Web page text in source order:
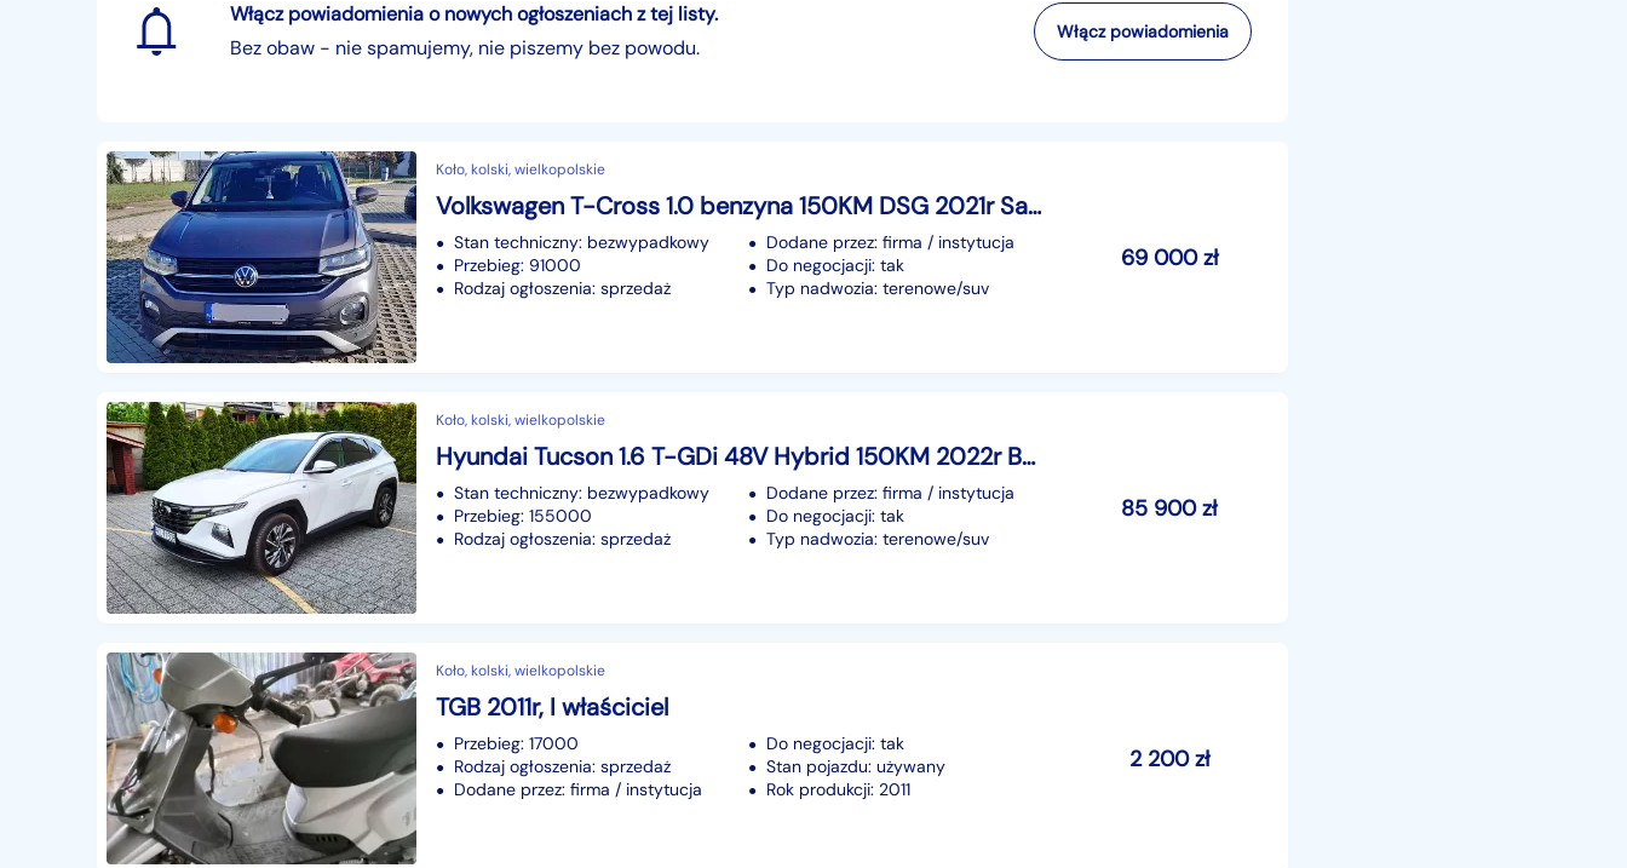
Włącz powiadomienia o nowych ogłoszeniach z tej listy.
Bez obaw - nie spamujemy, nie piszemy bez powodu.
Włącz powiadomienia
Koło, kolski, wielkopolskie
Volkswagen T-Cross 1.0 benzyna 150KM DSG 2021r Salon Polska Pierwszy właściciel
Stan techniczny: bezwypadkowy
Przebieg: 91000
Rodzaj ogłoszenia: sprzedaż
Dodane przez: firma / instytucja
Do negocjacji: tak
Typ nadwozia: terenowe/suv
69 000zł
Koło, kolski, wielkopolskie
Hyundai Tucson 1.6 T-GDi 48V Hybrid 150KM 2022r Bezwypadkowy! Bogata wersja!
Stan techniczny: bezwypadkowy
Przebieg: 155000
Rodzaj ogłoszenia: sprzedaż
Dodane przez: firma / instytucja
Do negocjacji: tak
Typ nadwozia: terenowe/suv
85 900zł
Koło, kolski, wielkopolskie
TGB 2011r, I właściciel
Przebieg: 17000
Rodzaj ogłoszenia: sprzedaż
Dodane przez: firma / instytucja
Do negocjacji: tak
Stan pojazdu: używany
Rok produkcji: 2011
2 200zł